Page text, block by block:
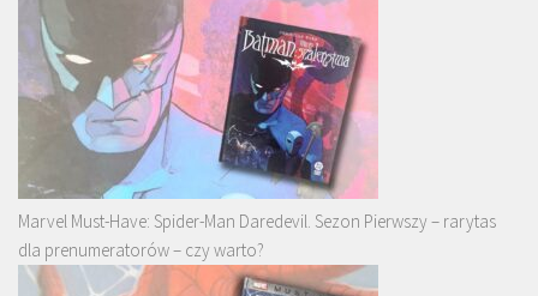
Marvel Must-Have: Spider-Man Daredevil. Sezon Pierwszy – rarytas
dla prenumeratorów – czy warto?